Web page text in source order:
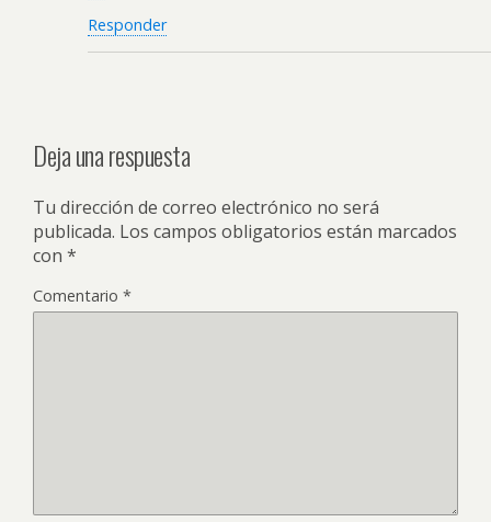
Responder
Deja una respuesta
Tu dirección de correo electrónico no será
publicada. Los campos obligatorios están marcados
con *
Comentario *